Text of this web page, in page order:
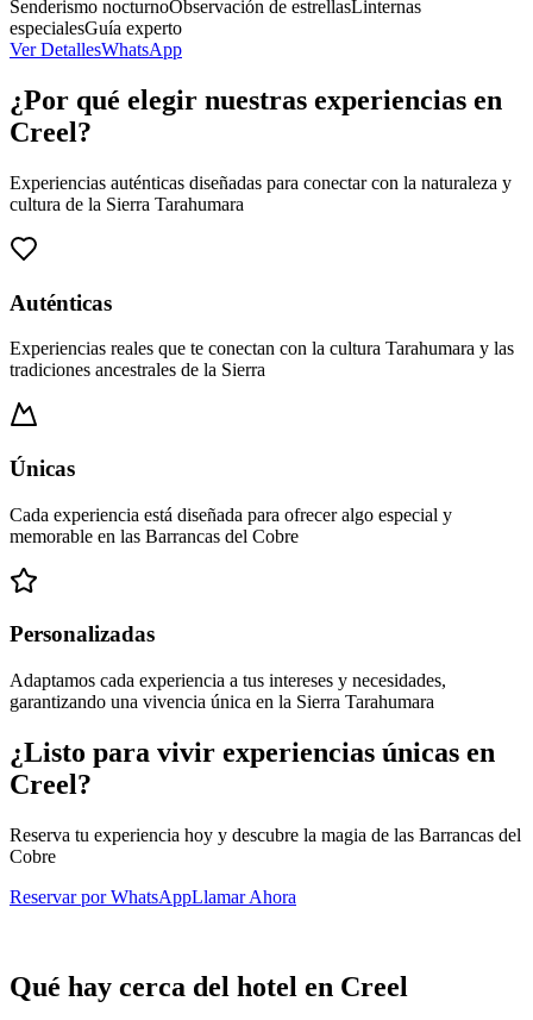
Senderismo nocturnoObservación de estrellasLinternas
especialesGuía experto
Ver DetallesWhatsApp
¿Por qué elegir nuestras experiencias en
Creel?
Experiencias auténticas diseñadas para conectar con la naturaleza y
cultura de la Sierra Tarahumara
Auténticas
Experiencias reales que te conectan con la cultura Tarahumara y las
tradiciones ancestrales de la Sierra
Únicas
Cada experiencia está diseñada para ofrecer algo especial y
memorable en las Barrancas del Cobre
Personalizadas
Adaptamos cada experiencia a tus intereses y necesidades,
garantizando una vivencia única en la Sierra Tarahumara
¿Listo para vivir experiencias únicas en
Creel?
Reserva tu experiencia hoy y descubre la magia de las Barrancas del
Cobre
Reservar por WhatsAppLlamar Ahora
Qué hay cerca del hotel en Creel